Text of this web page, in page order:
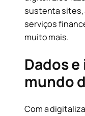
sustenta sites,
serviços
muito mais.
Dados
mundo
Com a